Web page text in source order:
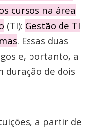
cursos na área
(TI): Gestão de TI
. Essas duas
e, portanto, a
duração de dois
a partir de